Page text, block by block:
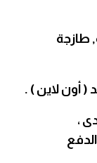
ﻃﺎزﺟﺔ
،